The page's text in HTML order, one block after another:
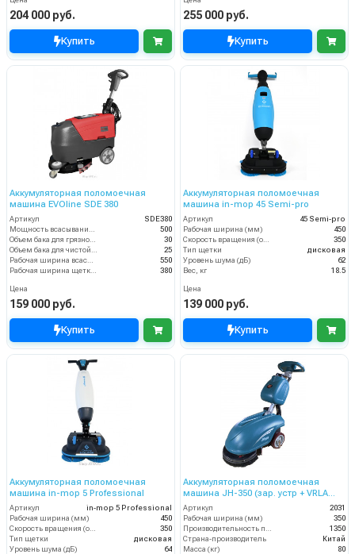
204 000 руб.
Купить
255 000 руб.
Купить
Аккумуляторная поломоечная
машина EVOline SDE 380
Артикул
SDE380
500
30
25
550
380
Цена
159 000 руб.
Купить
Аккумуляторная поломоечная
машина in-mop 45 Semi-pro
Артикул
45 Semi-pro
Рабочая ширина (мм)
450
350
Тип щетки
дисковая
Уровень шума (дБ)
62
Вес, кг
18.5
Цена
139 000 руб.
Купить
Аккумуляторная поломоечная
машина in-mop 5 Professional
Артикул
in-mop 5 Professional
Рабочая ширина (мм)
450
Скорость вращения (об/мин)
350
Тип щетки
дисковая
Уровень шума (дБ)
64
Аккумуляторная поломоечная
машина JH-350 (зар. устр + VRLA
GEL аккум.)
Артикул
2031
Рабочая ширина (мм)
350
Производительность по площади (м2/ч)
1350
Страна-производитель
Китай
Масса (кг)
80